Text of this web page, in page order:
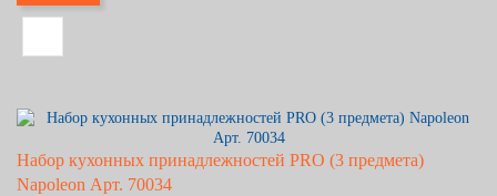
Набор кухонных принадлежностей PRO (3 предмета)
Napoleon Арт. 70034